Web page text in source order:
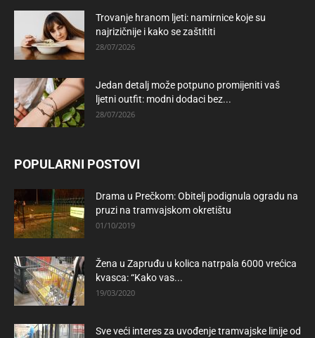
Trovanje hranom ljeti: namirnice koje su
najrizičnije i kako se zaštititi
28/07/2026
Jedan detalj može potpuno promijeniti vaš
ljetni outfit: modni dodaci bez...
28/07/2026
POPULARNI POSTOVI
Drama u Prečkom: Obitelj podignula ogradu na
pruzi na tramvajskom okretištu
01/10/2019
Žena u Zapruđu u kolica natrpala 6000 vrećica
kvasca: “Kako vas...
19/03/2020
Sve veći interes za uvođenje tramvajske linije od